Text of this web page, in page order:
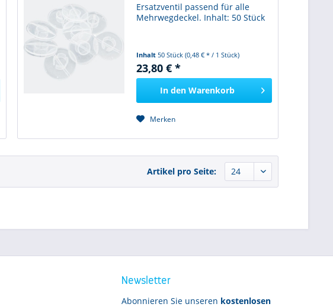
Ersatzventil passend für alle
Mehrwegdeckel. Inhalt: 50 Stück
Inhalt 50 Stück(0,48 € * / 1 Stück)
23,80 € *
In den Warenkorb
Merken
Artikel pro Seite:
Newsletter
Abonnieren Sie unseren kostenlosen